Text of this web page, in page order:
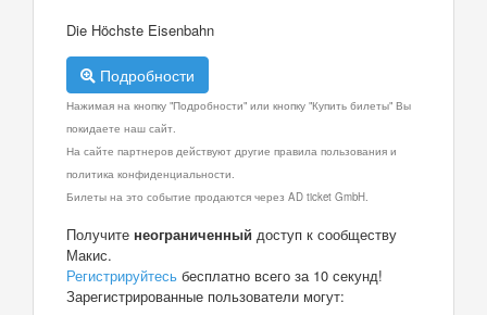
Die Höchste Eisenbahn
Подробности
Нажимая на кнопку "Подробности" или кнопку "Купить билеты" Вы
покидаете наш сайт.
На сайте партнеров действуют другие правила пользования и
политика конфиденциальности.
Билеты на это событие продаются через AD ticket GmbH.
Получите неограниченный доступ к сообществу
Макис.
Регистрируйтесь бесплатно всего за 10 секунд!
Зарегистрированные пользователи могут: